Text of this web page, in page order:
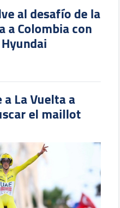
al desafío de la
a Colombia con
La Vuelta a
el maillot